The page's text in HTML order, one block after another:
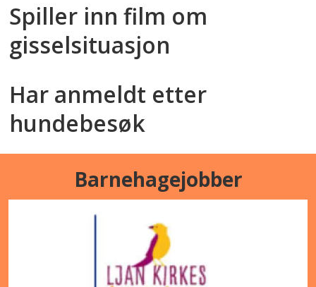
Spiller inn film om
gisselsituasjon
Har anmeldt etter
hundebesøk
Barnehagejobber